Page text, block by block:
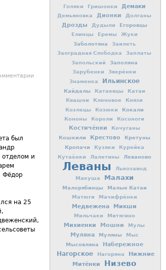
регионального этапа конкурса школьных
был
отделом и
Фёдор
на 25
Голяки Гришонки Демаки
Демьяновка Дионки Долганы
Дрозды Дудыли Егоровцы
Елинцы Еремы Жуки
Заболотяна
Заилеть
Заоградная Слободка
Заплаты
Запольский
Заполяна
Зарубенки
Зверёнки
Знаменка
Ильинское
Кайдалы Катаевцы
Катаи
Квашни
Кленовое
Князи
Козлецы
Козюки Кокали
Кононы Короли Косоноги
Костичёнки Кочуганы
Кошкили Крестово
Кретуны
Кропачи
Кузяки
Курейка
Кутаёнки
Лалетины Леваново
Леваны
Льнозавод
Макуша
Малахи
Малорябинцы Малые Катаи
Матюги Мачифрёнки
Медвежена Микши
Мильчаки Митягино
Михиенки Мошни Мулы
Муляна Муляны Мыс
Мысовляна Набережное
Нагорское Нагоряна
Нижние
Митёнки
Низево